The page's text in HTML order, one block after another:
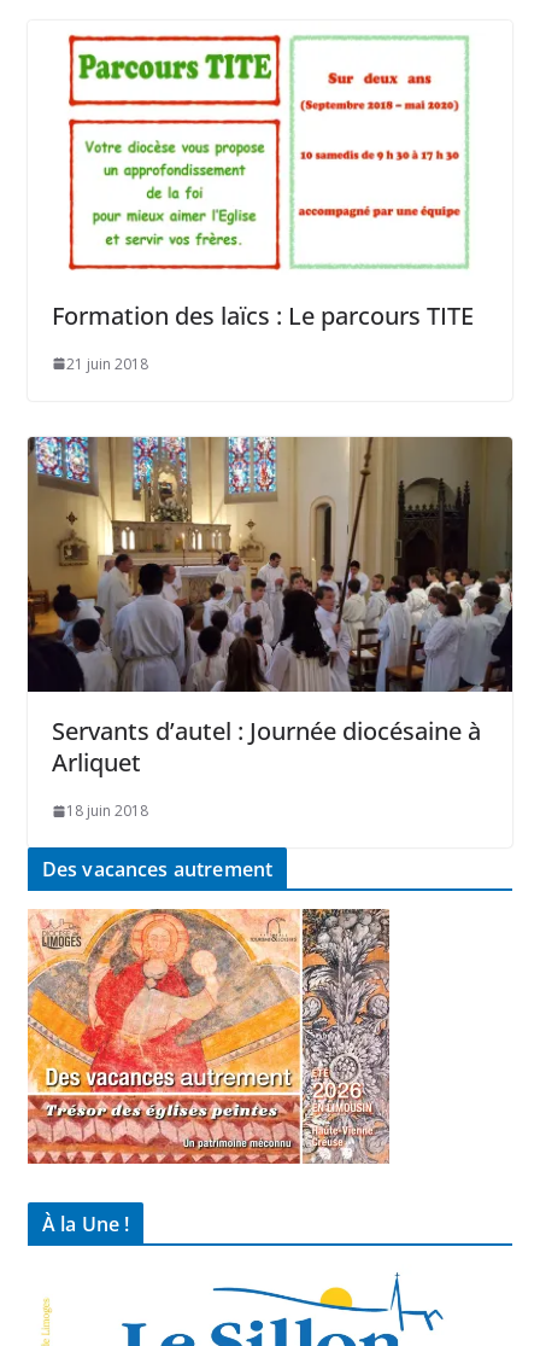
Formation des laïcs : Le parcours TITE
21 juin 2018
Servants d’autel : Journée diocésaine à
Arliquet
18 juin 2018
Des vacances autrement
À la Une !